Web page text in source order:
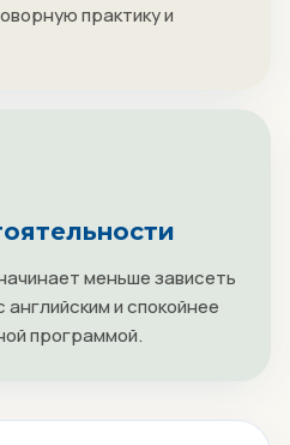
практику и
меньше зависеть
и спокойнее
программой.